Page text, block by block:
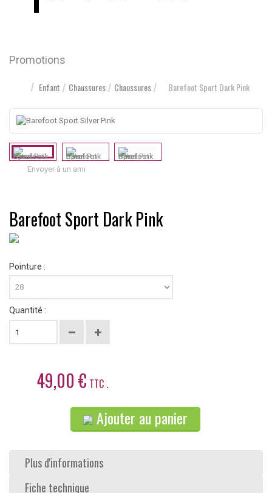
Promotions
Enfant Chaussures Chaussures Barefoot Sport Dark Pink
Envoyer à un ami
Barefoot Sport Dark Pink
Pointure :
Quantité :
49,00 € TTC .
Ajouter au panier
Plus d'informations
Fiche technique